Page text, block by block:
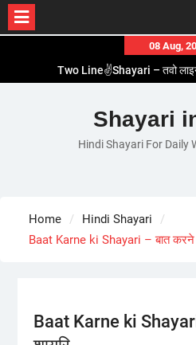
content
08 Aug,
Two Line✌️Shayari – तवो
Romantic Love😽Status –
Love🥳Poetry In Hindi –
1 Line☝️Shayari In Hindi – १
Shayari
Hindi Shayari For Daily
Home
Hindi Shayari
Baat Karne ki Shayari – बात करने
Baat Karne ki